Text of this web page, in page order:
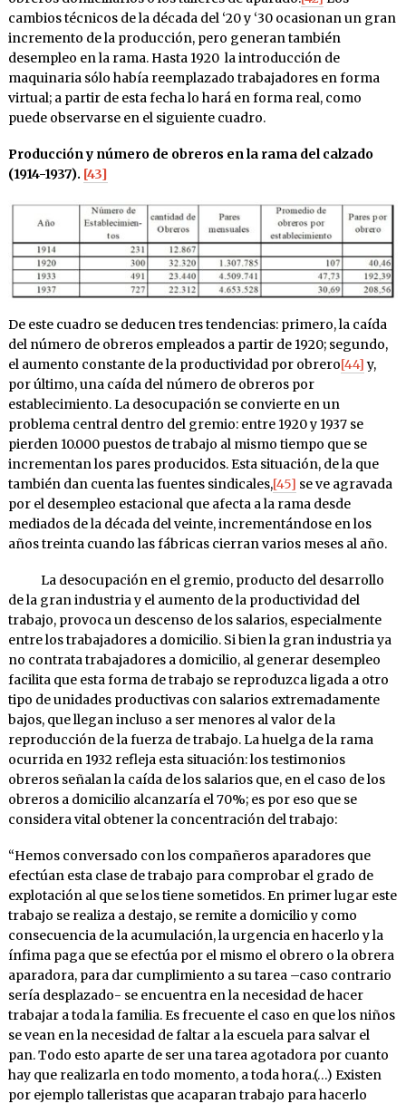
cambios técnicos de la década del ‘20 y ‘30 ocasionan un gran
incremento de la producción, pero generan también
desempleo en la rama. Hasta 1920 la introducción de
maquinaria sólo había reemplazado trabajadores en forma
virtual; a partir de esta fecha lo hará en forma real, como
puede observarse en el siguiente cuadro.
Producción y número de obreros en la rama del calzado
(1914-1937). [43]
De este cuadro se deducen tres tendencias: primero, la caída
del número de obreros empleados a partir de 1920; segundo,
el aumento constante de la productividad por obrero[44]y,
por último, una caída del número de obreros por
establecimiento. La desocupación se convierte en un
problema central dentro del gremio: entre 1920 y 1937 se
pierden 10.000 puestos de trabajo al mismo tiempo que se
incrementan los pares producidos. Esta situación, de la que
también dan cuenta las fuentes sindicales,[45] se ve agravada
por el desempleo estacional que afecta a la rama desde
mediados de la década del veinte, incrementándose en los
años treinta cuando las fábricas cierran varios meses al año.
La desocupación en el gremio, producto del desarrollo
de la gran industria y el aumento de la productividad del
trabajo, provoca un descenso de los salarios, especialmente
entre los trabajadores a domicilio. Si bien la gran industria ya
no contrata trabajadores a domicilio, al generar desempleo
facilita que esta forma de trabajo se reproduzca ligada a otro
tipo de unidades productivas con salarios extremadamente
bajos, que llegan incluso a ser menores al valor de la
reproducción de la fuerza de trabajo. La huelga de la rama
ocurrida en 1932 refleja esta situación: los testimonios
obreros señalan la caída de los salarios que, en el caso de los
obreros a domicilio alcanzaría el 70%; es por eso que se
considera vital obtener la concentración del trabajo:
“Hemos conversado con los compañeros aparadores que
efectúan esta clase de trabajo para comprobar el grado de
explotación al que se los tiene sometidos. En primer lugar este
trabajo se realiza a destajo, se remite a domicilio y como
consecuencia de la acumulación, la urgencia en hacerlo y la
ínfima paga que se efectúa por el mismo el obrero o la obrera
aparadora, para dar cumplimiento a su tarea –caso contrario
sería desplazado- se encuentra en la necesidad de hacer
trabajar a toda la familia. Es frecuente el caso en que los niños
se vean en la necesidad de faltar a la escuela para salvar el
pan. Todo esto aparte de ser una tarea agotadora por cuanto
hay que realizarla en todo momento, a toda hora.(…) Existen
por ejemplo talleristas que acaparan trabajo para hacerlo